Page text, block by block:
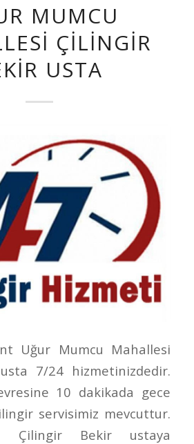
MUMCU
ÇILINGIR
USTA
Uğur Mumcu Mahallesi
7/24 hizmetinizdedir.
10 dakikada gece
servisimiz mevcuttur.
Çilingir Bekir ustaya